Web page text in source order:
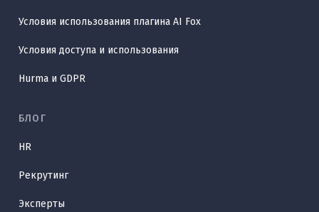
Условия использования плагина AI Fox
Условия доступа и использования
Hurma и GDPR
БЛОГ
HR
Рекрутинг
Эксперты